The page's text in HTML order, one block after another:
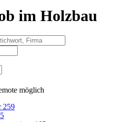
im Holzbau
möglich
259